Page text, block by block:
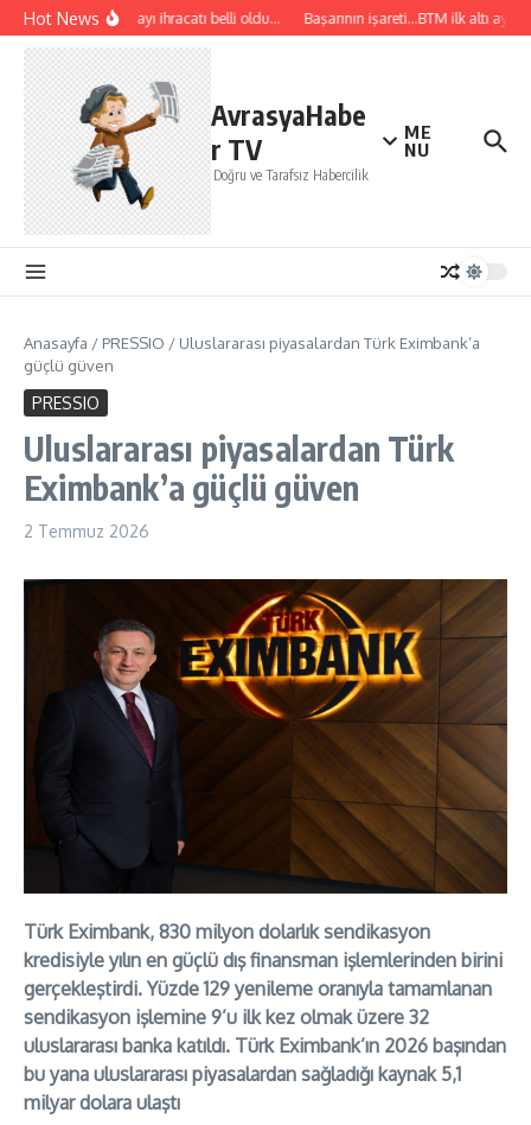
İçeriğe atla
Hot NewsTemmuz ayı ihracatı belli oldu… Başarının işareti…BTM ilk altı ayda
AvrasyaHabe
r TV
Doğru ve Tarafsız Habercilik
ME
NU
Anasayfa / PRESSIO / Uluslararası piyasalardan Türk Eximbank’a
güçlü güven
PRESSIO
Uluslararası piyasalardan Türk
Eximbank’a güçlü güven
2 Temmuz 2026
Türk Eximbank, 830 milyon dolarlık sendikasyon
kredisiyle yılın en güçlü dış finansman işlemlerinden birini
gerçekleştirdi. Yüzde 129 yenileme oranıyla tamamlanan
sendikasyon işlemine 9’u ilk kez olmak üzere 32
uluslararası banka katıldı. Türk Eximbank’ın 2026 başından
bu yana uluslararası piyasalardan sağladığı kaynak 5,1
milyar dolara ulaştı